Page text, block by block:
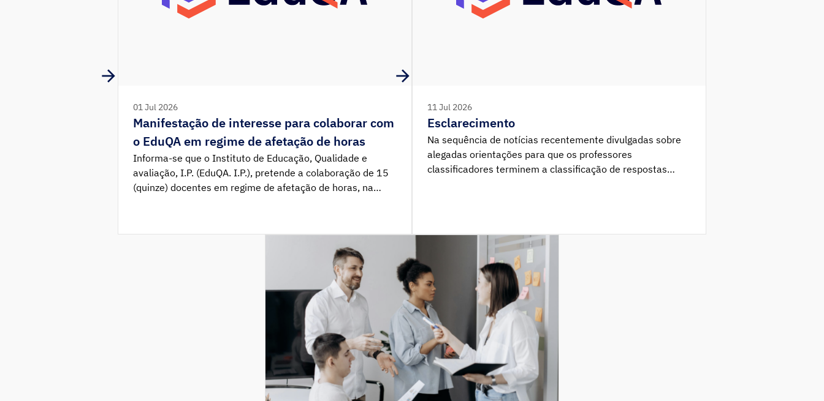
01 Jul 2026
Manifestação de interesse para colaborar com
o EduQA em regime de afetação de horas
Informa-se que o Instituto de Educação, Qualidade e
avaliação, I.P. (EduQA. I.P.), pretende a colaboração de 15
(quinze) docentes em regime de afetação de horas, na
11 Jul 2026
Esclarecimento
Na sequência de notícias recentemente divulgadas sobre
alegadas orientações para que os professores
classificadores terminem a classificação de respostas